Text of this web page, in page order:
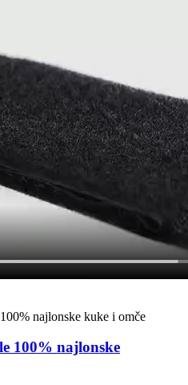
100% najlonske